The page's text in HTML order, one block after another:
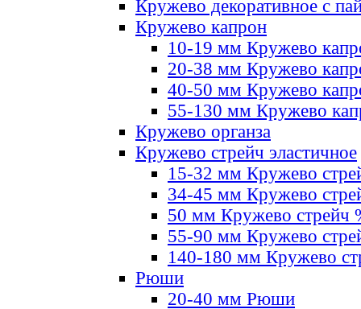
Кружево декоративное с
Кружево капрон
10-19 мм Кружево
20-38 мм Кружево
40-50 мм Кружево
55-130 мм Кружево
Кружево органза
Кружево стрейч эластичное
15-32 мм Кружево
34-45 мм Кружево
50 мм Кружево стрейч
55-90 мм Кружево
140-180 мм Кружево
Рюши
20-40 мм Рюши